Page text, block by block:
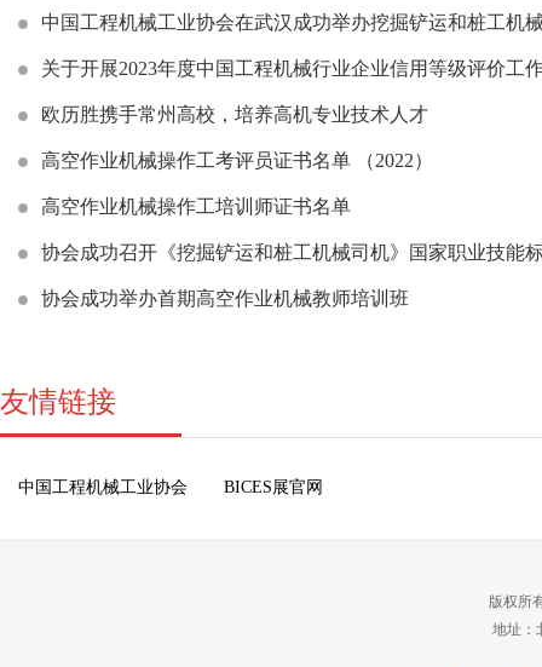
中国工程机械工业协会在武汉成功举办挖掘铲运和桩工机
关于开展2023年度中国工程机械行业企业信用等级评价工
欧历胜携手常州高校，培养高机专业技术人才
高空作业机械操作工考评员证书名单 （2022）
高空作业机械操作工培训师证书名单
协会成功召开《挖掘铲运和桩工机械司机》国家职业技能
协会成功举办首期高空作业机械教师培训班
友情链接
中国工程机械工业协会 BICES展官网
版权所
地址：